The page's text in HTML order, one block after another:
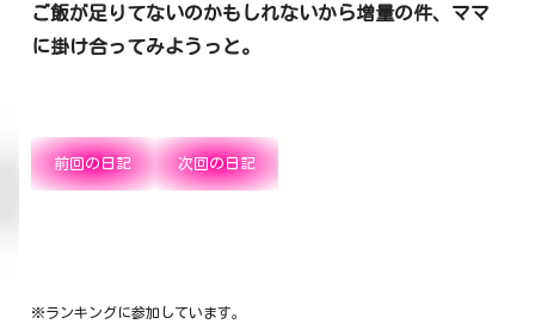
ご飯が足りてないのかもしれないから増量の件、ママ
に掛け合ってみようっと。
前回の日記 次回の日記
※ランキングに参加しています。